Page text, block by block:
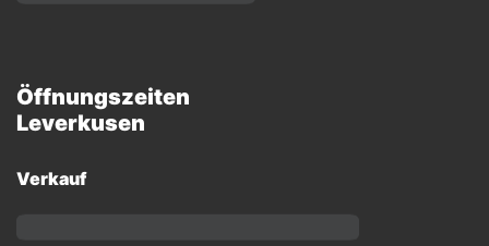
Öffnungszeiten
Leverkusen
Verkauf